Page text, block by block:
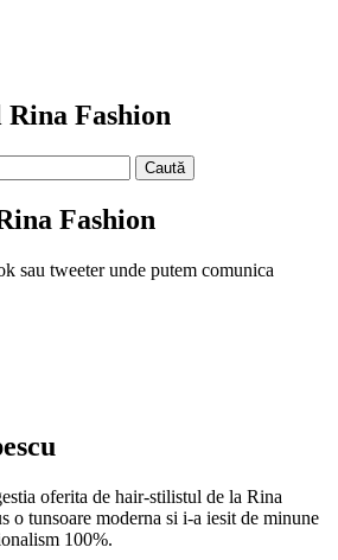
Fashion
Fashion
sau tweeter unde putem comunica
oferita de hair-stilistul de la Rina
o tunsoare moderna si i-a iesit de minune
100%.